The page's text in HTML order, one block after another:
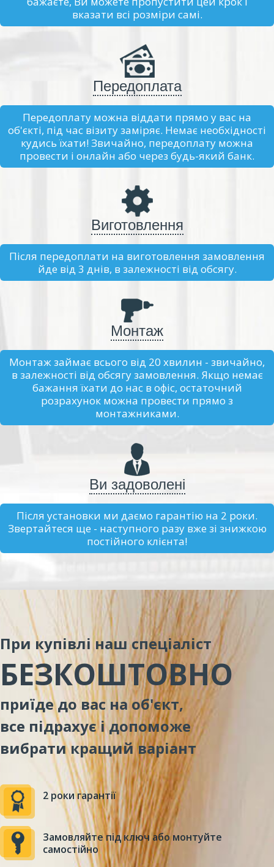
вказати всі розміри самі.
Передоплата
Передоплату можна віддати прямо у вас на
об'єкті, під час візиту заміряє. Немає необхідності
кудись їхати! Звичайно, передоплату можна
провести і онлайн або через будь-який банк.
Виготовлення
Після передоплати на виготовлення замовлення
йде від 3 днів, в залежності від обсягу.
Монтаж
Монтаж займає всього від 20 хвилин - звичайно,
в залежності від обсягу замовлення. Якщо немає
бажання їхати до нас в офіс, остаточний
розрахунок можна провести прямо з
монтажниками.
Ви задоволені
Після установки ми даємо гарантію на 2 роки.
Звертайтеся ще - наступного разу вже зі знижкою
постійного клієнта!
При купівлі наш спеціаліст
БЕЗКОШТОВНО
приїде до вас на об'єкт,
все підрахує і допоможе
вибрати кращий варіант
2 роки гарантії
Замовляйте під ключ або монтуйте
самостійно